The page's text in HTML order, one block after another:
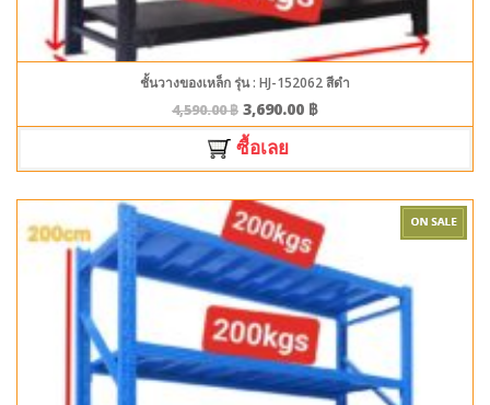
ชั้นวางของเหล็ก รุ่น : HJ-152062 สีดำ
4,590.00฿ 3,690.00 ฿
ซื้อเลย